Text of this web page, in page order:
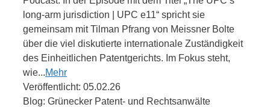
long-arm jurisdiction | UPC e11“ spricht sie
gemeinsam mit Tilman Pfrang von Meissner Bolte
über die viel diskutierte internationale Zuständigkeit
des Einheitlichen Patentgerichts. Im Fokus steht,
wie...Mehr
Veröffentlicht: 05.02.26
Blog: Grünecker Patent- und Rechtsanwälte